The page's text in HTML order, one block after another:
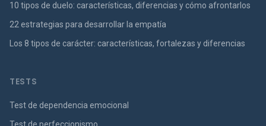
10 tipos de duelo: características, diferencias y cómo afrontarlos
22 estrategias para desarrollar la empatía
Los 8 tipos de carácter: características, fortalezas y diferencias
TESTS
Test de dependencia emocional